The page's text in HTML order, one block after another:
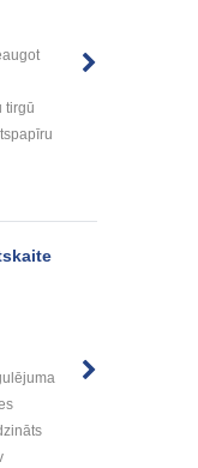
tirgū